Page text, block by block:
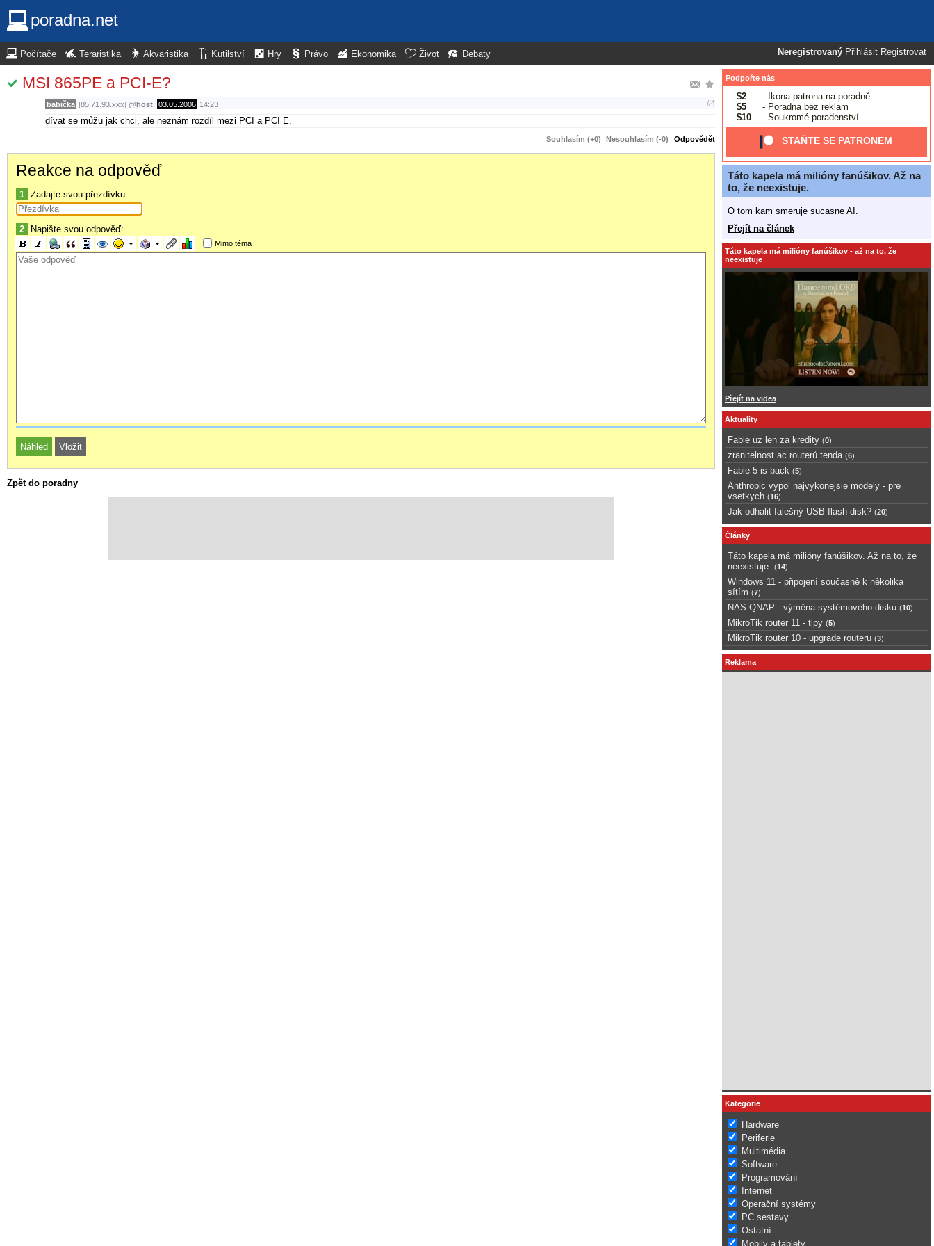
poradna.net
Neregistrovaný Přihlásit Registrovat
Počítače Teraristika Akvaristika Kutilství Hry Právo Ekonomika Život Debaty
MSI 865PE a PCI-E?
babička [85.71.93.xxx] @host 03.05.2006 14:23 #4
dívat se můžu jak chci, ale neznám rozdíl mezi PCI a PCI E.
Souhlasím (+0) Nesouhlasím (-0) Odpovědět
Reakce na odpověď
1 Zadajte svou přezdívku:
2 Napište svou odpověď:
Mimo téma
Zpět do poradny
Podpořte nás
$2
- Ikona patrona na poradně
$5
- Poradna bez reklam
$10
- Soukromé poradenství
STAŇTE SE PATRONEM
Táto kapela má milióny fanúšikov. Až na
to, že neexistuje.
O tom kam smeruje sucasne AI.
Přejít na článek
Táto kapela má milióny fanúšikov - až na to, že
neexistuje
Přejít na videa
Aktuality
Fable uz len za kredity (0)
zranitelnost ac routerů tenda (6)
Fable 5 is back (5)
Anthropic vypol najvykonejsie modely - pre
vsetkych (16)
Jak odhalit falešný USB flash disk? (20)
Články
Táto kapela má milióny fanúšikov. Až na to, že
neexistuje.
(14)
Windows 11 - připojení současně k několika
sítím (7)
NAS QNAP - výměna systémového disku (10)
MikroTik router 11 - tipy (5)
MikroTik router 10 - upgrade routeru (3)
Reklama
Kategorie
Hardware
Periferie
Multimédia
Software
Programování
Internet
Operační systémy
PC sestavy
Ostatní
Mobily a tablety